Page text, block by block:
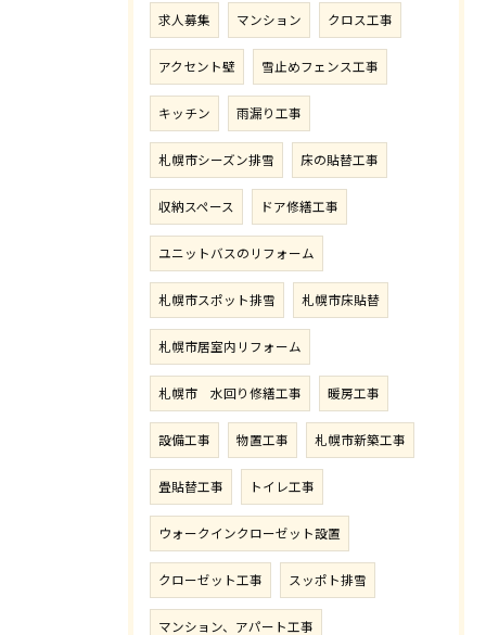
求人募集 マンション クロス工事
アクセント壁 雪止めフェンス工事
キッチン 雨漏り工事
札幌市シーズン排雪 床の貼替工事
収納スペース ドア修繕工事
ユニットバスのリフォーム
札幌市スポット排雪 札幌市床貼替
札幌市居室内リフォーム
札幌市 水回り修繕工事 暖房工事
設備工事 物置工事 札幌市新築工事
畳貼替工事 トイレ工事
ウォークインクローゼット設置
クローゼット工事 スッポト排雪
マンション、アパート工事